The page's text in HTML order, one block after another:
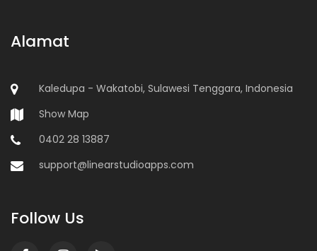
Alamat
Kaledupa - Wakatobi, Sulawesi Tenggara, Indonesia
Show Map
0402 28 13887
support@linearstudioapps.com
Follow Us